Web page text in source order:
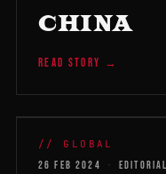
CHINA
READ STORY →
WMB 2026
// GLOBAL
26 FEB 2024 · EDITORIAL